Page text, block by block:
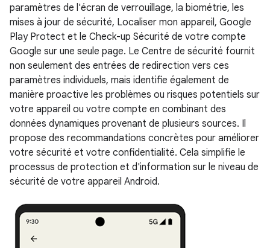
paramètres de l'écran de verrouillage, la biométrie, les
mises à jour de sécurité, Localiser mon appareil, Google
Play Protect et le Check-up Sécurité de votre compte
Google sur une seule page. Le Centre de sécurité fournit
non seulement des entrées de redirection vers ces
paramètres individuels, mais identifie également de
manière proactive les problèmes ou risques potentiels sur
votre appareil ou votre compte en combinant des
données dynamiques provenant de plusieurs sources. Il
propose des recommandations concrètes pour améliorer
votre sécurité et votre confidentialité. Cela simplifie le
processus de protection et d'information sur le niveau de
sécurité de votre appareil Android.